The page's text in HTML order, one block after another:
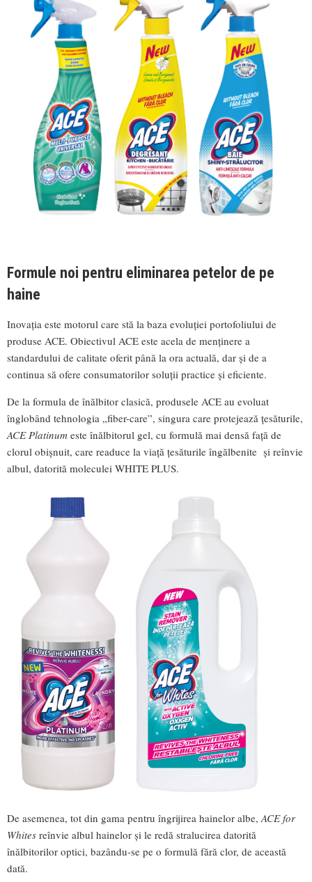
Formule noi pentru eliminarea petelor de pe
haine
Inovația este motorul care stă la baza evoluției portofoliului de
produse ACE. Obiectivul ACE este acela de menținere a
standardului de calitate oferit până la ora actuală, dar și de a
continua să ofere consumatorilor soluții practice și eficiente.
De la formula de înălbitor clasică, produsele ACE au evoluat
înglobând tehnologia „fiber-care”, singura care protejează țesăturile,
ACE Platinum este înălbitorul gel, cu formulă mai densă față de
clorul obișnuit, care readuce la viață țesăturile îngălbenite și reînvie
albul, datorită moleculei WHITE PLUS.
De asemenea, tot din gama pentru îngrijirea hainelor albe,ACE for
Whites reînvie albul hainelor și le redă stralucirea datorită
înălbitorilor optici, bazându-se pe o formulă fără clor, de această
dată.